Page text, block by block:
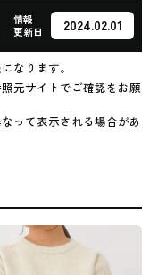
情報
更新日
2024.02.01
なります。
元サイトでご確認をお願
って表示される場合があ